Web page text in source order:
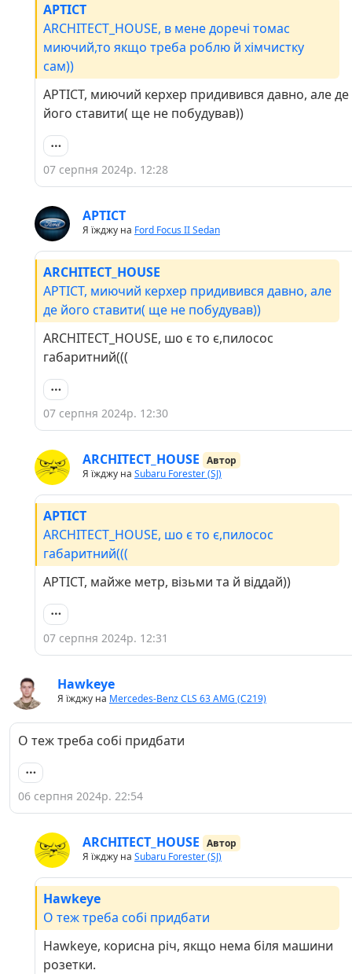
APTICT
ARCHITECT_HOUSE, в мене доречі томас
миючий,то якщо треба роблю й хімчистку
сам))
APTICT, миючий керхер придивився давно, але де
його ставити( ще не побудував))
07 серпня 2024р. 12:28
APTICT
Я їжджу на Ford Focus II Sedan
ARCHITECT_HOUSE
APTICT, миючий керхер придивився давно, але
де його ставити( ще не побудував))
ARCHITECT_HOUSE, шо є то є,пилосос
габаритний(((
07 серпня 2024р. 12:30
ARCHITECT_HOUSE Автор
Я їжджу на Subaru Forester (SJ)
APTICT
ARCHITECT_HOUSE, шо є то є,пилосос
габаритний(((
APTICT, майже метр, візьми та й віддай))
07 серпня 2024р. 12:31
Hawkeye
Я їжджу на Mercedes-Benz CLS 63 AMG (C219)
О теж треба собі придбати
06 серпня 2024р. 22:54
ARCHITECT_HOUSE Автор
Я їжджу на Subaru Forester (SJ)
Hawkeye
О теж треба собі придбати
Hawkeye, корисна річ, якщо нема біля машини
розетки.